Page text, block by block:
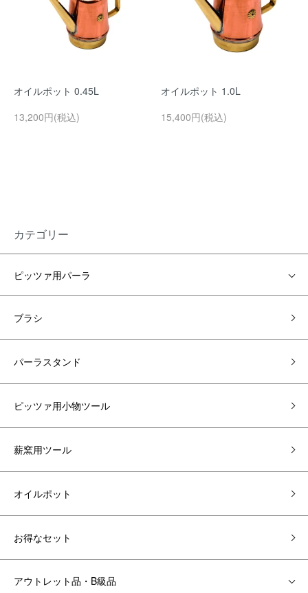
オイルポット 0.45L
13,200円(税込)
オイルポット 1.0L
15,400円(税込)
カテゴリー
ピッツァ用パーラ
ブラシ
パーラスタンド
ピッツァ用小物ツール
薪窯用ツール
オイルポット
お得なセット
アウトレット品・B級品